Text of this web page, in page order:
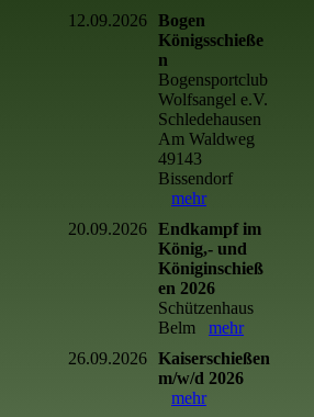
12.09.2026 Bogen
Königsschieße
n
Bogensportclub
Wolfsangel e.V.
Schledehausen
Am Waldweg
49143
Bissendorf
mehr
20.09.2026 Endkampf im
König,- und
Königinschieß
en 2026
Schützenhaus
Belm mehr
26.09.2026 Kaiserschießen
m/w/d 2026
mehr